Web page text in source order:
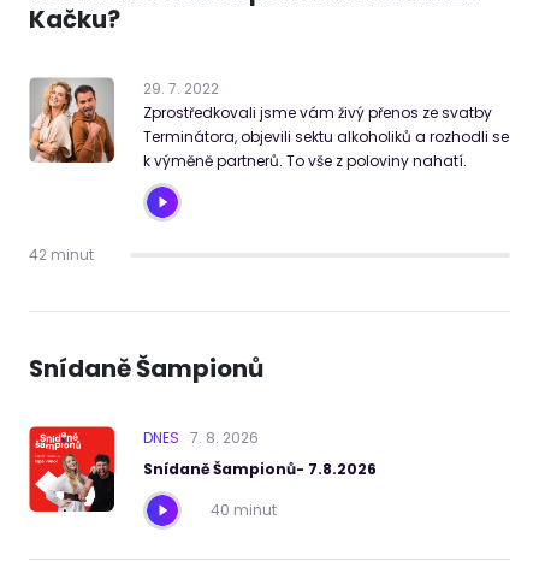
Kačku?
29. 7. 2022
Zprostředkovali jsme vám živý přenos ze svatby
Terminátora, objevili sektu alkoholiků a rozhodli se
k výměně partnerů. To vše z poloviny nahatí.
42 minut
Snídaně Šampionů
DNES 7. 8. 2026
Snídaně Šampionů- 7.8.2026
40 minut